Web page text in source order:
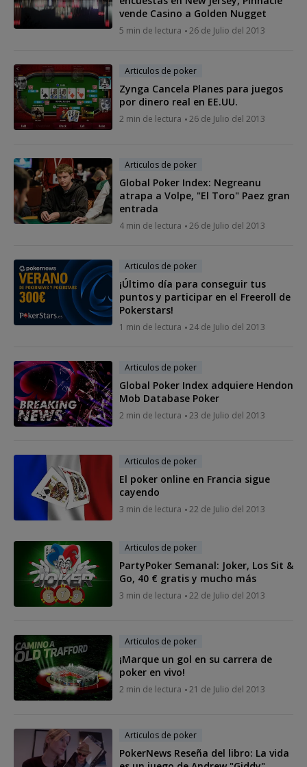
vende Casino a Golden Nugget
5 min de lectura 26 de Julio del 2013
Articulos de poker
Zynga Cancela Planes para juegos
por dinero real en EE.UU.
2 min de lectura 26 de Julio del 2013
Articulos de poker
Global Poker Index: Negreanu
atrapa a Volpe, "El Toro" Paez gran
entrada
4 min de lectura 26 de Julio del 2013
Articulos de poker
¡Último día para conseguir tus
puntos y participar en el Freeroll de
Pokerstars!
1 min de lectura 24 de Julio del 2013
Articulos de poker
Global Poker Index adquiere Hendon
Mob Database Poker
2 min de lectura 23 de Julio del 2013
Articulos de poker
El poker online en Francia sigue
cayendo
3 min de lectura 22 de Julio del 2013
Articulos de poker
PartyPoker Semanal: Joker, Los Sit &
Go, 40 € gratis y mucho más
3 min de lectura 22 de Julio del 2013
Articulos de poker
¡Marque un gol en su carrera de
poker en vivo!
2 min de lectura 21 de Julio del 2013
Articulos de poker
PokerNews Reseña del libro: La vida